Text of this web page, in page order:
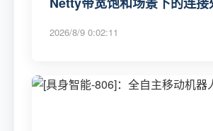
2026/8/9 0:02:11